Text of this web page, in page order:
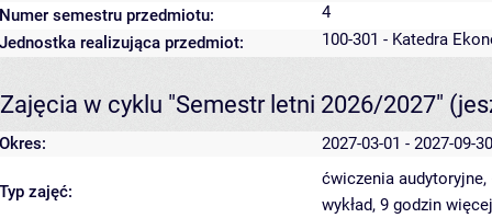
Numer semestru przedmiotu:
4
Jednostka realizująca przedmiot:
100-301 - Katedra
Zajęcia w cyklu "Semestr letni 2026/2027"
Okres: 2027-03-01 - 2027-09-30
Typ zajęć:
ćwiczenia
wykład, 9 godzin